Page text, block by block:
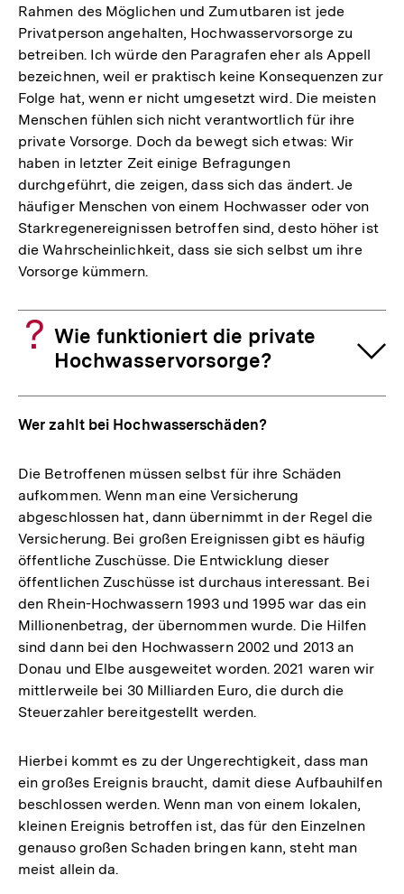
Rahmen des Möglichen und Zumutbaren ist jede
Privatperson angehalten, Hochwasservorsorge zu
betreiben. Ich würde den Paragrafen eher als Appell
bezeichnen, weil er praktisch keine Konsequenzen zur
Folge hat, wenn er nicht umgesetzt wird. Die meisten
Menschen fühlen sich nicht verantwortlich für ihre
private Vorsorge. Doch da bewegt sich etwas: Wir
haben in letzter Zeit einige Befragungen
durchgeführt, die zeigen, dass sich das ändert. Je
häufiger Menschen von einem Hochwasser oder von
Starkregenereignissen betroffen sind, desto höher ist
die Wahrscheinlichkeit, dass sie sich selbst um ihre
Vorsorge kümmern.
Wie funktioniert die private
Hochwasservorsorge?
Wer zahlt bei Hochwasserschäden?
Die Betroffenen müssen selbst für ihre Schäden
aufkommen. Wenn man eine Versicherung
abgeschlossen hat, dann übernimmt in der Regel die
Versicherung. Bei großen Ereignissen gibt es häufig
öffentliche Zuschüsse. Die Entwicklung dieser
öffentlichen Zuschüsse ist durchaus interessant. Bei
den Rhein-Hochwassern 1993 und 1995 war das ein
Millionenbetrag, der übernommen wurde. Die Hilfen
sind dann bei den Hochwassern 2002 und 2013 an
Donau und Elbe ausgeweitet worden. 2021 waren wir
mittlerweile bei 30 Milliarden Euro, die durch die
Steuerzahler bereitgestellt werden.
Hierbei kommt es zu der Ungerechtigkeit, dass man
ein großes Ereignis braucht, damit diese Aufbauhilfen
beschlossen werden. Wenn man von einem lokalen,
kleinen Ereignis betroffen ist, das für den Einzelnen
genauso großen Schaden bringen kann, steht man
meist allein da.